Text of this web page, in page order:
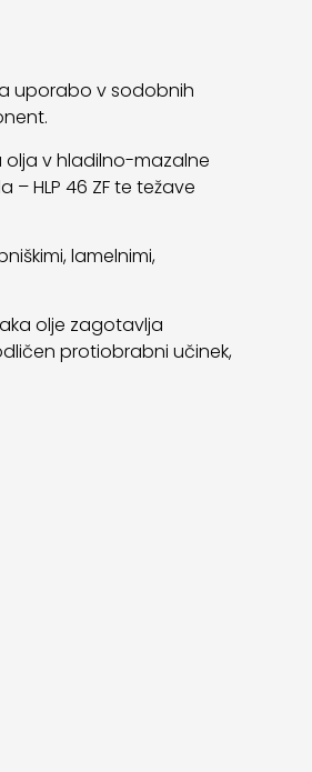
uporabo v sodobnih
olja v hladilno-mazalne
HLP 46 ZF te težave
lamelnimi,
olje zagotavlja
protiobrabni učinek,